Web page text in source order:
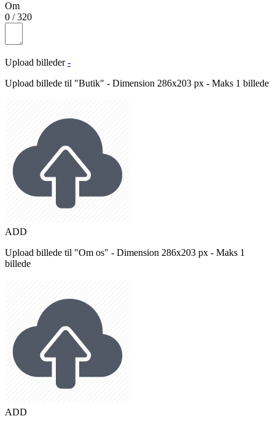
Om
0 /320
Upload billeder -
Upload billede til "Butik" - Dimension 286x203 px - Maks 1 billede
ADD
Upload billede til "Om os" - Dimension 286x203 px - Maks 1
billede
ADD